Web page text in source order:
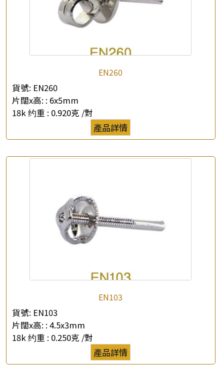
*你的名字
查詢以下產品
EN260
貨號: EN260
片闊x高: : 6x5mm
18k 约重 : 0.920克 /對
產品詳情
EN103
貨號: EN103
片闊x高: : 4.5x3mm
18k 约重 : 0.250克 /對
產品詳情